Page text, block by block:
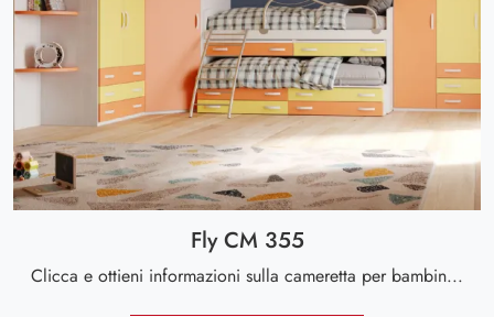
Fly CM 355
Clicca e ottieni informazioni sulla cameretta per bambini Fly CM 355! Le Camerette con letti scorrevoli Giessegi ti aspettano.